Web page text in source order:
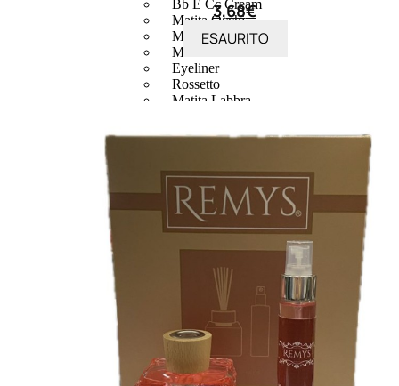
Bb E Cc Cream
Matita Occhi
Matita Sopracciglia
Mascara
Eyeliner
Rossetto
Matita Labbra
Smalto
Occhi
Palette
occhi
3,68€
ESAURITO